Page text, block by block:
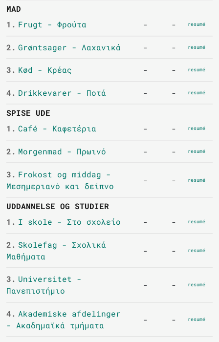
MAD
1. Frugt - Φρούτα - - resumé
2. Grøntsager - Λαχανικά - - resumé
3. Kød - Κρέας - - resumé
4. Drikkevarer - Ποτά - - resumé
SPISE UDE
1. Café - Καφετέρια - - resumé
2. Morgenmad - Πρωινό - - resumé
3. Frokost og middag -
Μεσημεριανό και δείπνο
- - resumé
UDDANNELSE OG STUDIER
1. I skole - Στο σχολείο - - resumé
2. Skolefag - Σχολικά
Μαθήματα
- - resumé
3. Universitet -
Πανεπιστήμιο
- - resumé
4. Akademiske afdelinger
- Ακαδημαϊκά τμήματα
- - resumé